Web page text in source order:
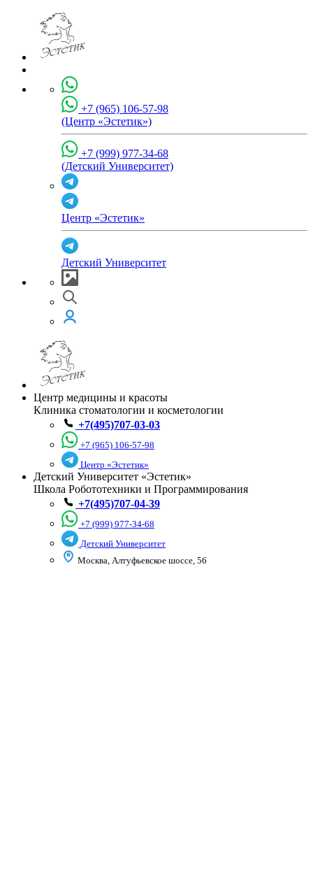
+7 (965) 106-57-98
(Центр «Эстетик»)
+7 (999) 977-34-68
(Детский Университет)
Центр «Эстетик»
Детский Университет
Центр медицины и красоты
Клиника стоматологии и косметологии
+7(495)707-03-03
+7 (965) 106-57-98
Центр «Эстетик»
Детский Университет «Эстетик»
Школа Робототехники и Программирования
+7(495)707-04-39
+7 (999) 977-34-68
Детский Университет
Москва, Алтуфьевское шоссе, 56